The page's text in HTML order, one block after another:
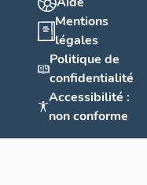
Mentions
légales
Politique de
confidentialité
Accessibilité :
non conforme